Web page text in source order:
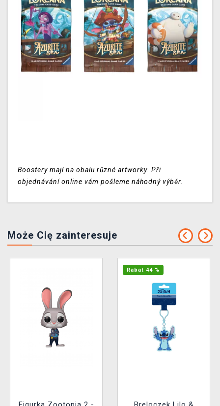
Boostery mají na obalu různé artworky. Při
objednávání online vám pošleme náhodný výběr.
Może Cię zainteresuje
Rabat 44 %